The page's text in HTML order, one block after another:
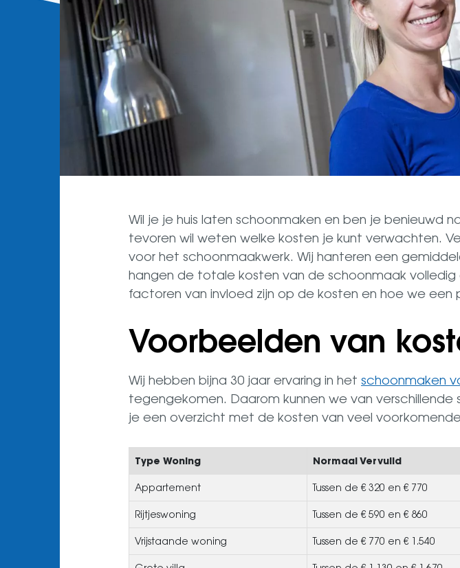
Wil je je huis laten schoonmaken en ben je benieuwd
tevoren wil weten welke kosten je kunt verwachten.
voor het schoonmaakwerk. Wij hanteren een
hangen de totale kosten van de schoonmaak
factoren van invloed zijn op de kosten en hoe we een
Voorbeelden van
Wij hebben bijna 30 jaar ervaring in het schoonmaken
tegengekomen. Daarom kunnen we van
je een overzicht met de kosten van veel
Type Woning Normaal Vervuild
Appartement Tussen de € 320 en € 770
Rijtjeswoning Tussen de € 590 en € 860
Vrijstaande woning Tussen de € 770 en € 1.540